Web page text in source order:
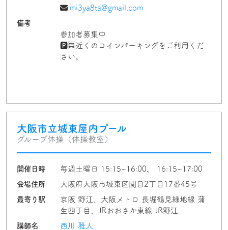
mi3ya8ta@gmail.com
備考
参加者募集中
🅿️🈚近くのコインパーキングをご利用くだ
さい。
大阪市立城東屋内プール
グループ体操（体操教室）
開催日時
毎週土曜日 15:15~16:00、 16:15~17:00
会場住所
大阪府大阪市城東区関目2丁目17番45号
最寄り駅
京阪 野江、大阪メトロ 長堀鶴見緑地線 蒲
生四丁目、JRおおさか東線 JR野江
講師名
西川 雅人